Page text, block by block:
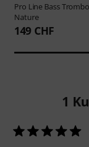
Pro Line Bass
Nature
149 CHF
1